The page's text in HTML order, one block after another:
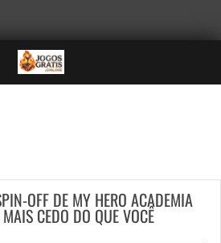
OFF DE MY HERO ACADEMIA
CEDO DO QUE VOCÊ